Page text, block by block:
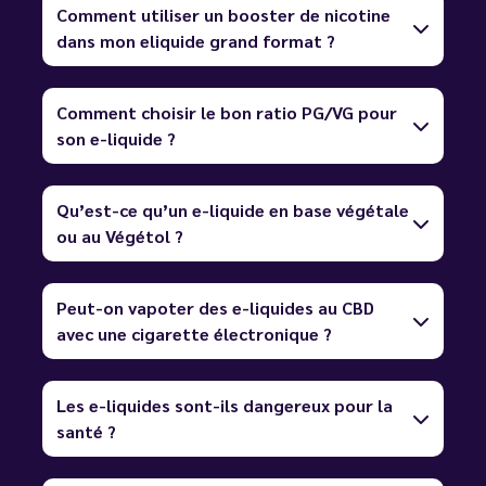
Comment utiliser un booster de nicotine
dans mon eliquide grand format ?
Comment choisir le bon ratio PG/VG pour
son e-liquide ?
Qu’est-ce qu’un e-liquide en base végétale
ou au Végétol ?
Peut-on vapoter des e-liquides au CBD
avec une cigarette électronique ?
Les e-liquides sont-ils dangereux pour la
santé ?